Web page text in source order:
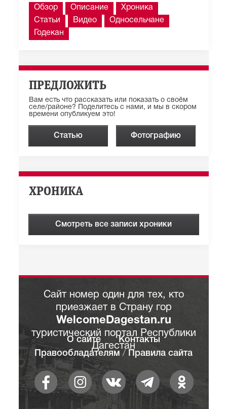
Обзор Описание
Хроника
Статьи
Видео
Односельчане
Годекан
ПРЕДЛОЖИТЬ
Вам есть что рассказать или показать о своём
селе/районе? Поделитесь с нами, и мы в скором
времени опубликуем это!
Статью Фотографию
ХРОНИКА
Смотреть все записи хроники
Сайт номер один для тех, кто
приезжает в Страну гор
WelcomeDagestan.ru
туристический портал Республики
Дагестан
О сайте
Контакты
Правообладателям / Правила сайта